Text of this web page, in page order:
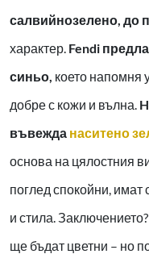
салвийнозелено, до
характер. Fendi
синьо, което напомня
добре с кожи и вълна.
въвежда наситено
основа на цялостния
поглед спокойни, имат
и стила.
ще бъдат цветни – но